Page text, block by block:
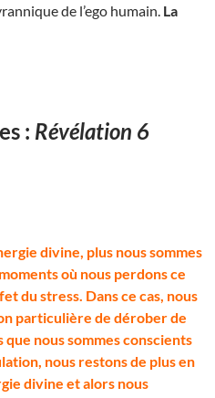
de l’ego humain. La
: Révélation 6
divine, plus nous sommes
où nous perdons ce
du stress. Dans ce cas, nous
particulière de dérober de
que nous sommes conscients
nous restons de plus en
divine et alors nous